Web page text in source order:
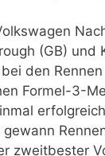
(GB) und
den
Formel-3-
zweitbester